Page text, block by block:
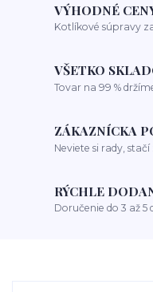
VÝHODNÉ
Kotlíkové súpravy
VŠETKO
Tovar na 99 %
ZÁKAZNÍCKA
Neviete si rady,
RÝCHLE
Doručenie do 3 až 5